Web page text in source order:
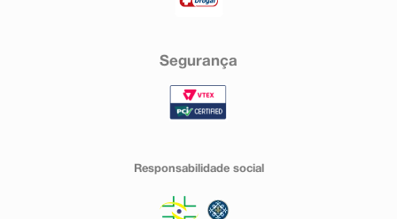
Segurança
Responsabilidade social